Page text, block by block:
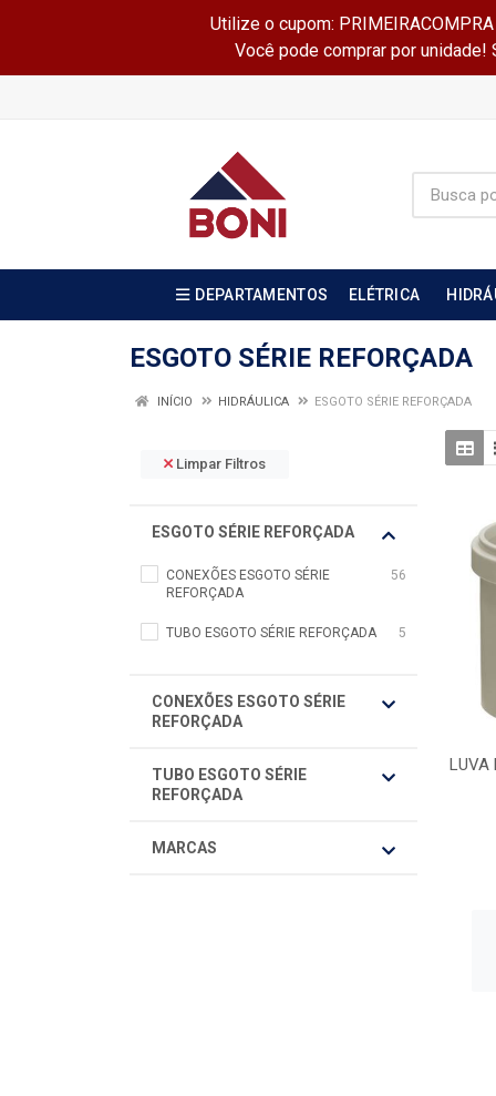
Utilize o cupom:
Você pode comprar por unidade!
DEPARTAMENTOS ELÉTRICA
ESGOTO SÉRIE REFORÇADA
INÍCIO HIDRÁULICA ESGOTO SÉRIE REFORÇADA
Limpar Filtros
ESGOTO SÉRIE REFORÇADA
CONEXÕES ESGOTO SÉRIE
REFORÇADA
56
TUBO ESGOTO SÉRIE REFORÇADA 5
CONEXÕES ESGOTO SÉRIE
REFORÇADA
TUBO ESGOTO SÉRIE
REFORÇADA
MARCAS
LUVA